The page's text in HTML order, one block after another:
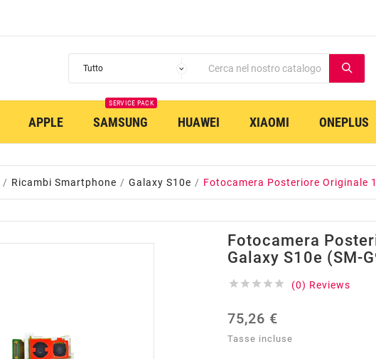
APPLE SAMSUNG
SERVICE PACK
HUAWEI XIAOMI ONEPLUS
Ricambi Smartphone Galaxy S10e Fotocamera Posteriore Originale
Fotocamera
Galaxy S10e (SM-
     (0) Reviews
75,26 €
Tasse incluse